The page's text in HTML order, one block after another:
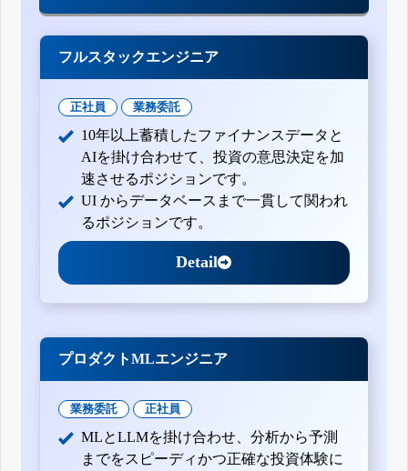
フルスタックエンジニア
正社員 業務委託
10年以上蓄積したファイナンスデータと
AIを掛け合わせて、投資の意思決定を加
速させるポジションです。
UI からデータベースまで一貫して関われ
るポジションです。
Detail
プロダクトMLエンジニア
業務委託 正社員
MLとLLMを掛け合わせ、分析から予測
までをスピーディかつ正確な投資体験に